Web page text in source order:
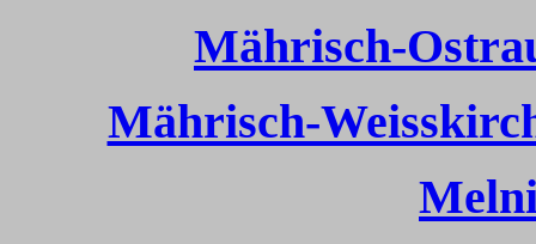
Mährisch-
Mährisch-